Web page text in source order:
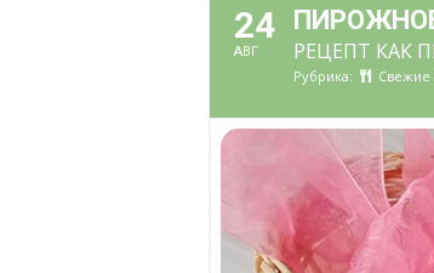
24
АВГ РЕЦЕПТ КАК
Рубрика: Свежие